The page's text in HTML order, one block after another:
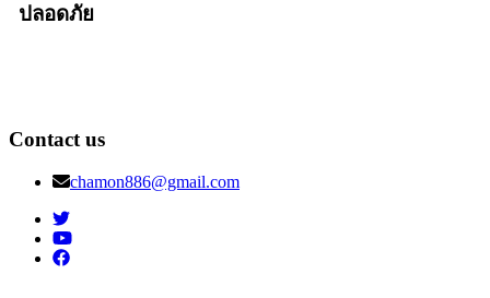
ปลอดภัย
Contact us
chamon886@gmail.com